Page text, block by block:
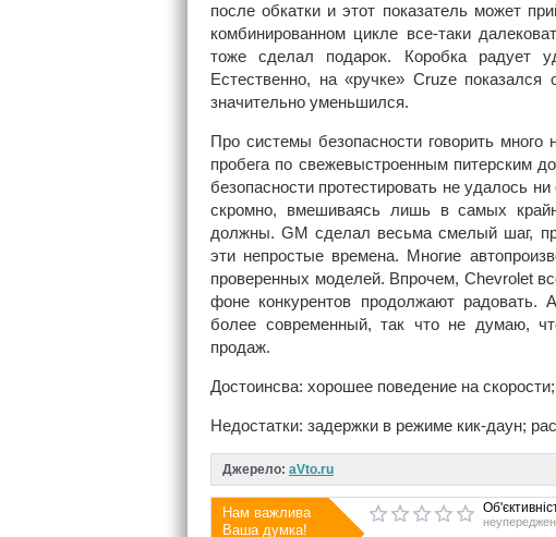
после обкатки и этот показатель может
комбинированном цикле все-таки
тоже сделал подарок. Коробка радует
Естественно, на «ручке» Cruze
значительно уменьшился.
Про системы безопасности говорить
пробега по свежевыстроенным питерским
безопасности протестировать не удалось
скромно, вмешиваясь лишь в самых
должны. GM сделал весьма смелый шаг,
эти непростые времена. Многие
проверенных моделей. Впрочем, Chevrolet
фоне конкурентов продолжают радовать.
более современный, так что не думаю,
продаж.
Достоинсва: хорошее поведение на
Недостатки: задержки в режиме кик-даун;
Джерело: aVto.ru
Нам важлива
Ваша думка!